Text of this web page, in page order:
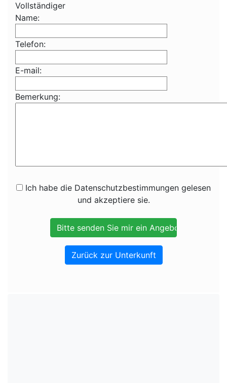
Vollständiger
Name:
Telefon:
E-mail:
Bemerkung:
Ich habe die Datenschutzbestimmungen gelesen
und akzeptiere sie.
Zurück zur Unterkunft